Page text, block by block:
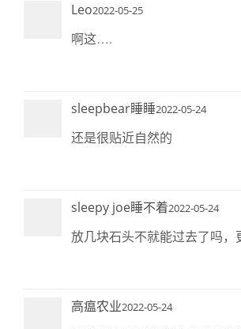
Leo2022-05-25
啊这….
sleepbear睡睡2022-05-24
还是很贴近自然的
sleepy joe睡不着2022-05-24
放几块石头不就能过去了吗，
高瘟农业2022-05-24